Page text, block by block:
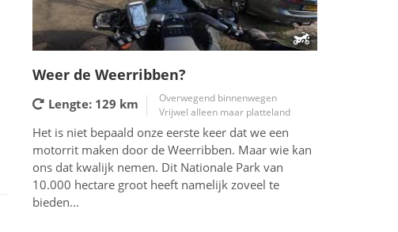
Weer de Weerribben?
Lengte: 129 km
Overwegend binnenwegen
Vrijwel alleen maar platteland
Het is niet bepaald onze eerste keer dat we een
motorrit maken door de Weerribben. Maar wie kan
ons dat kwalijk nemen. Dit Nationale Park van
10.000 hectare groot heeft namelijk zoveel te
bieden...